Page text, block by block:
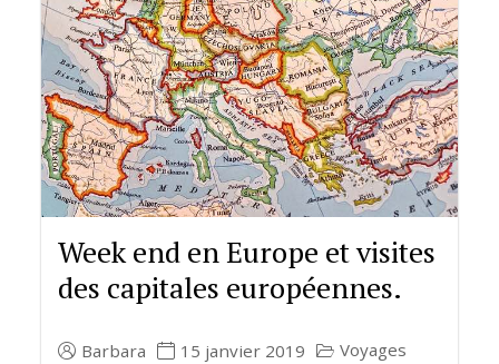
Week end en Europe et visites
des capitales européennes.
Barbara 15 janvier 2019
Voyages